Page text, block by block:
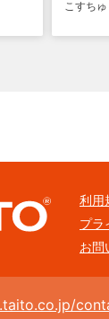
こすちゅ
利用
プラ
お問